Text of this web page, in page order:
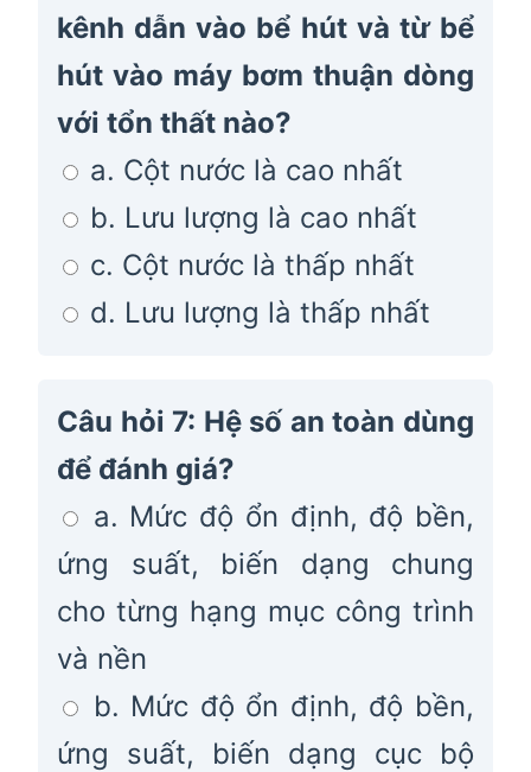
kênh dẫn vào bể hút và từ bể
hút vào máy bơm thuận dòng
với tổn thất nào?
a. Cột nước là cao nhất
b. Lưu lượng là cao nhất
c. Cột nước là thấp nhất
d. Lưu lượng là thấp nhất
Câu hỏi 7: Hệ số an toàn dùng
để đánh giá?
a. Mức độ ổn định, độ bền,
ứng suất, biến dạng chung
cho từng hạng mục công trình
và nền
b. Mức độ ổn định, độ bền,
ứng suất, biến dạng cục bộ